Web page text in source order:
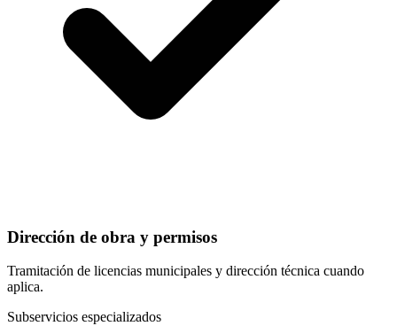
Dirección de obra y permisos
Tramitación de licencias municipales y dirección técnica cuando
aplica.
Subservicios especializados